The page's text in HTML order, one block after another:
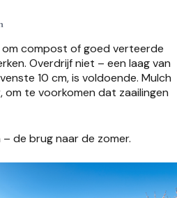
compost of goed verteerde
Overdrijf niet – een laag van
10 cm, is voldoende. Mulch
te voorkomen dat zaailingen
de brug naar de zomer.